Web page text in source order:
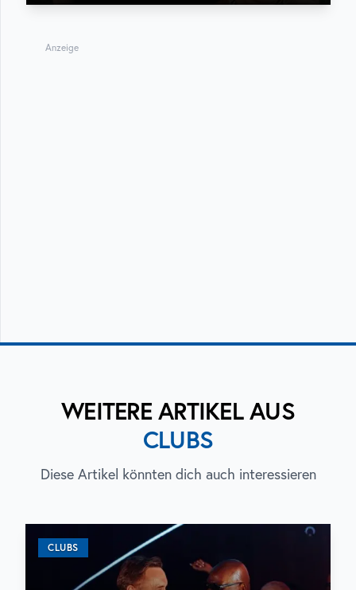
Anzeige
WEITERE ARTIKEL AUS
CLUBS
Diese Artikel könnten dich auch interessieren
CLUBS